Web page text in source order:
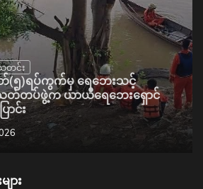
တင်း
တ်(၅)ရပ်ကွက်မှ ရေဘေးသင့်
သတ်တပ်ဖွဲ့က ယာယီရေဘေးရှောင်
ာင်း
ား